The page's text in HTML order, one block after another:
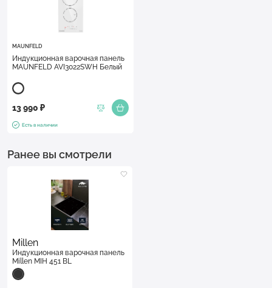
MAUNFELD
Индукционная варочная панель
MAUNFELD AVI3022SWH Белый
13 990 ₽
Есть в наличии
Ранее вы смотрели
Millen
Индукционная варочная панель
Millen MIH 451 BL